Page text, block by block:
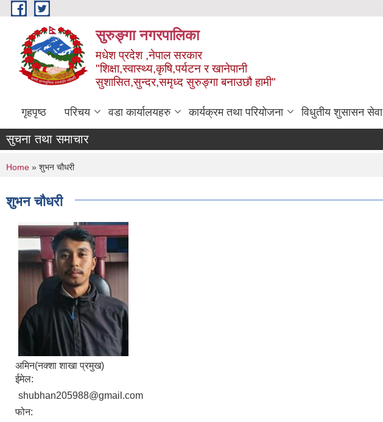
Skip to main content
सुरुङ्‍गा नगरपालिका
मधेश प्रदेश ,नेपाल सरकार
"शिक्षा,स्वास्थ्य,कृषि,पर्यटन र खानेपानी
सुशासित,सुन्दर,समृध्द सुरुङ्गा बनाउछौ हामी"
गृहपृष्ठ परिचय वडा कार्यालयहरु कार्यक्रम तथा परियोजना विधुतीय शुसासन सेवा
सुचना तथा समाचार
You are here
Home » शुभन चौधरी
शुभन चौधरी
अमिन(नक्शा शाखा प्रमुख)
ईमेल:
shubhan205988@gmail.com
फोन: